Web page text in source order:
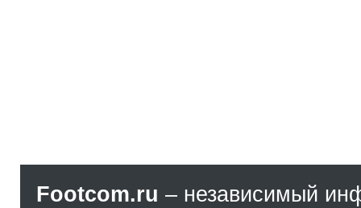
Footcom.ru – независимый